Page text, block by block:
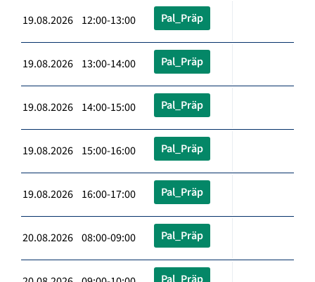
19.08.2026 12:00-13:00 Pal_Präp
19.08.2026 13:00-14:00 Pal_Präp
19.08.2026 14:00-15:00 Pal_Präp
19.08.2026 15:00-16:00 Pal_Präp
19.08.2026 16:00-17:00 Pal_Präp
20.08.2026 08:00-09:00 Pal_Präp